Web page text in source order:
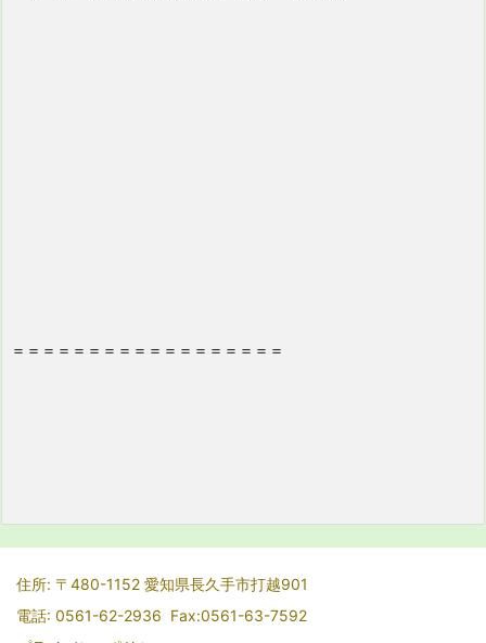
＝＝＝＝＝＝＝＝＝＝＝＝＝＝＝＝＝＝
住所: 〒480-1152 愛知県長久手市打越901
電話: 0561-62-2936 Fax:0561-63-7592